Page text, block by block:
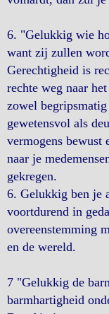
6. "Gelukkig wie
want zij zullen
Gerechtigheid is
rechte weg naar
zowel
gewetensvol als
vermogens bewust
naar je
gekregen.
6. Gelukkig ben je
voortdurend in
overeenstemming
en de wereld.
7 "Gelukkig de
barmhartigheid